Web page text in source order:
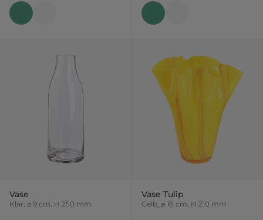
Vase
Klar, ⌀ 9 cm, H 250 mm
Vase Tulip
Gelb, ⌀ 18 cm, H 210 mm